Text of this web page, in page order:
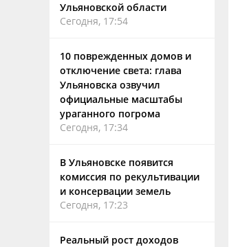
Ульяновской области
Сегодня, 17:54
10 поврежденных домов и
отключение света: глава
Ульяновска озвучил
официальные масштабы
ураганного погрома
Сегодня, 17:34
В Ульяновске появится
комиссия по рекультивации
и консервации земель
Сегодня, 17:23
Реальный рост доходов